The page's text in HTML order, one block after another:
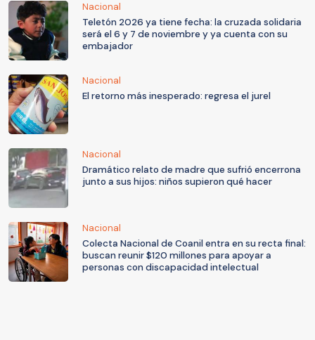
Nacional
Teletón 2026 ya tiene fecha: la cruzada solidaria
será el 6 y 7 de noviembre y ya cuenta con su
embajador
Nacional
El retorno más inesperado: regresa el jurel
Nacional
Dramático relato de madre que sufrió encerrona
junto a sus hijos: niños supieron qué hacer
Nacional
Colecta Nacional de Coanil entra en su recta final:
buscan reunir $120 millones para apoyar a
personas con discapacidad intelectual